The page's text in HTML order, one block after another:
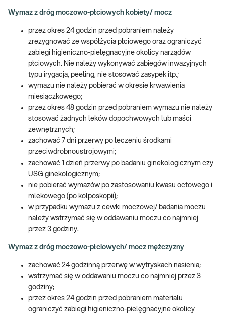
ryzyka przedwczesnego porodu oraz rozwoju zapalenia
Wymaz z dróg moczowo-płciowych kobiety/ mocz
przez okres 24 godzin przed pobraniem należy
zrezygnować ze współżycia płciowego oraz ograniczyć
zabiegi higieniczno-pielęgnacyjne okolicy narządów
płciowych. Nie należy wykonywać zabiegów inwazyjnych
typu irygacja, peeling, nie stosować zasypek itp.;
wymazu nie należy pobierać w okresie krwawienia
miesiączkowego;
przez okres 48 godzin przed pobraniem wymazu nie należy
stosować żadnych leków dopochwowych lub maści
zewnętrznych;
zachować 7 dni przerwy po leczeniu środkami
przeciwdrobnoustrojowymi;
zachować 1 dzień przerwy po badaniu ginekologicznym czy
USG ginekologicznym;
nie pobierać wymazów po zastosowaniu kwasu octowego i
mlekowego (po kolposkopii);
w przypadku wymazu z cewki moczowej/ badania moczu
należy wstrzymać się w oddawaniu moczu co najmniej
przez 3 godziny.
Wymaz z dróg moczowo-płciowych/ mocz mężczyzny
zachować 24 godzinną przerwę w wytryskach nasienia;
wstrzymać się w oddawaniu moczu co najmniej przez 3
godziny;
przez okres 24 godzin przed pobraniem materiału
ograniczyć zabiegi higieniczno-pielęgnacyjne okolicy